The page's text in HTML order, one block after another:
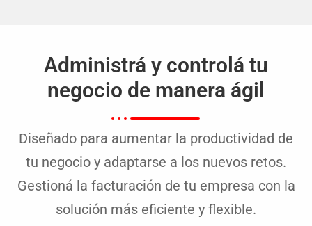
Administrá y controlá tu
negocio de manera ágil
Diseñado para aumentar la productividad de
tu negocio y adaptarse a los nuevos retos.
Gestioná la facturación de tu empresa con la
solución más eficiente y flexible.